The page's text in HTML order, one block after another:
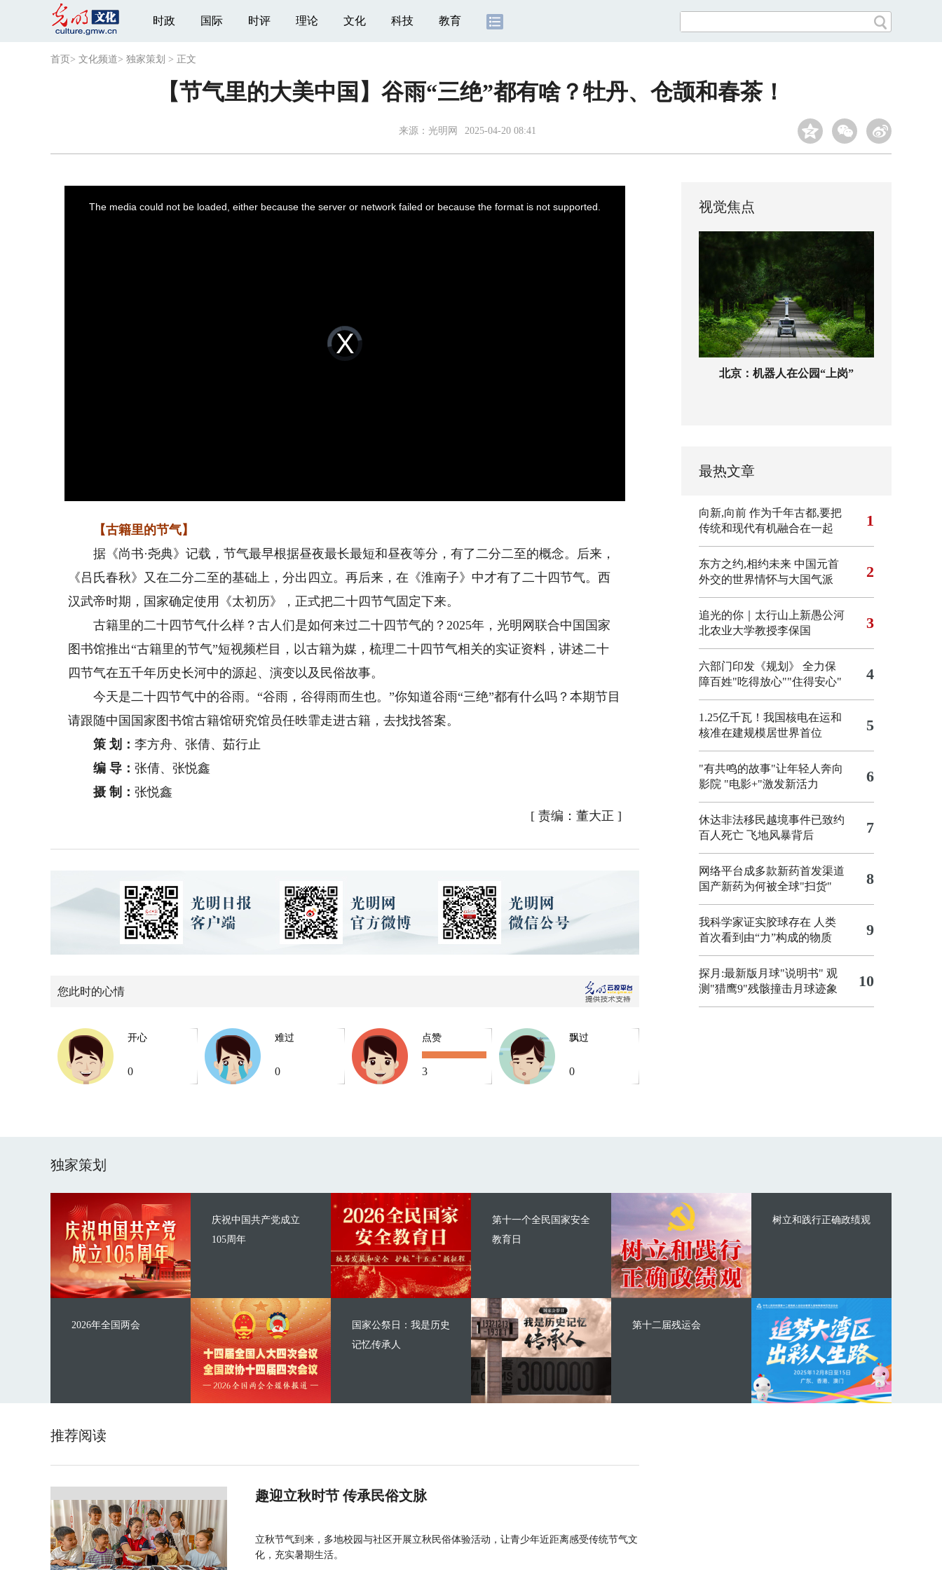
时政 国际 时评 理论 文化 科技 教育
首页 > 文化频道> 独家策划 > 正文
【节气里的大美中国】谷雨“三绝”都有啥？牡丹、仓颉和春茶！
来源： 光明网 2025-04-20 08:41
Video
Player
loading.
The media could not be loaded, either because the server or network failed or because the format is not supported.
【古籍里的节气】
据《尚书·尧典》记载，节气最早根据昼夜最长最短和昼夜等分，有了二分二至的概念。后来，
《吕氏春秋》又在二分二至的基础上，分出四立。再后来，在《淮南子》中才有了二十四节气。西
汉武帝时期，国家确定使用《太初历》，正式把二十四节气固定下来。
古籍里的二十四节气什么样？古人们是如何来过二十四节气的？2025年，光明网联合中国国家
图书馆推出“古籍里的节气”短视频栏目，以古籍为媒，梳理二十四节气相关的实证资料，讲述二十
四节气在五千年历史长河中的源起、演变以及民俗故事。
今天是二十四节气中的谷雨。“谷雨，谷得雨而生也。”你知道谷雨“三绝”都有什么吗？本期节目
请跟随中国国家图书馆古籍馆研究馆员任昳霏走进古籍，去找找答案。
策 划：李方舟、张倩、茹行止
编 导：张倩、张悦鑫
摄 制：张悦鑫
[ 责编：董大正 ]
您此时的心情
开心
0
难过
0
点赞
3
飘过
0
视觉焦点
北京：机器人在公园“上岗”
最热文章
向新,向前 作为千年古都,要把
传统和现代有机融合在一起
1
东方之约,相约未来 中国元首
外交的世界情怀与大国气派
2
追光的你｜太行山上新愚公河
北农业大学教授李保国
3
六部门印发《规划》 全力保
障百姓"吃得放心""住得安心"
4
1.25亿千瓦！我国核电在运和
核准在建规模居世界首位
5
"有共鸣的故事"让年轻人奔向
影院 "电影+"激发新活力 6
休达非法移民越境事件已致约
百人死亡 飞地风暴背后 7
网络平台成多款新药首发渠道
国产新药为何被全球"扫货"
8
我科学家证实胶球存在 人类
首次看到由“力”构成的物质
9
探月:最新版月球"说明书" 观
测"猎鹰9"残骸撞击月球迹象
10
独家策划
庆祝中国共产党成立
105周年
2026年全国两会
第十一个全民国家安全
教育日
国家公祭日：我是历史
记忆传承人
树立和践行正确政绩观
第十二届残运会
推荐阅读
趣迎立秋时节 传承民俗文脉
立秋节气到来，多地校园与社区开展立秋民俗体验活动，让青少年近距离感受传统节气文
化，充实暑期生活。